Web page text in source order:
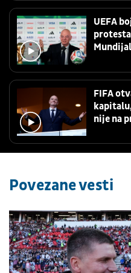
UEFA
FIFA
nije na
Povezane vesti